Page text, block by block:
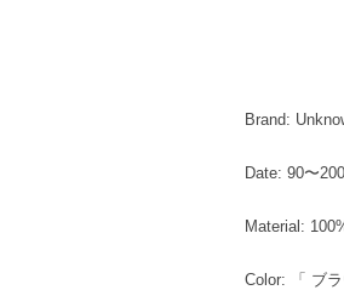
Brand:
Date: 90〜
Material:
Color: 「 ブ